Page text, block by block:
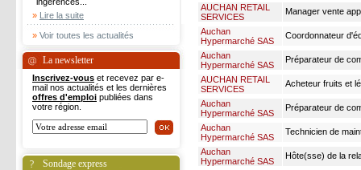
» Lire la suite
» Voir toutes les actualités
La newsletter
Inscrivez-vous et recevez par e-
mail nos actualités et les dernières
offres d'emploi publiées dans
votre région.
Sondage express
AUCHAN RETAIL
SERVICES
Manager vente
Auchan
Hypermarché SAS
Coordonnateur
Auchan
Hypermarché SAS
Préparateur de
AUCHAN RETAIL
SERVICES
Acheteur fruits et
Auchan
Hypermarché SAS
Préparateur de
Auchan
Hypermarché SAS
Technicien de
Auchan
Hypermarché SAS
Hôte(sse) de la